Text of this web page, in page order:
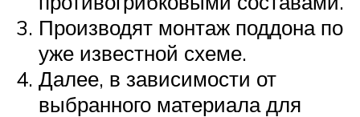
Производят монтаж поддона по
уже известной схеме.
Далее, в зависимости от
выбранного материала для